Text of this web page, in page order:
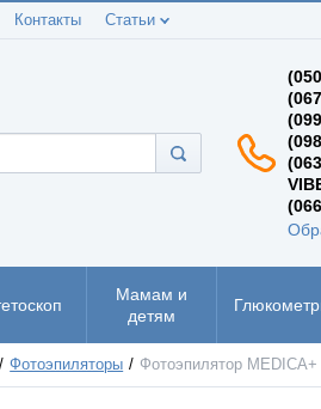
Контакты Статьи
Мамам и
детям
Фотоэпиляторы Фотоэпилятор MEDICA+